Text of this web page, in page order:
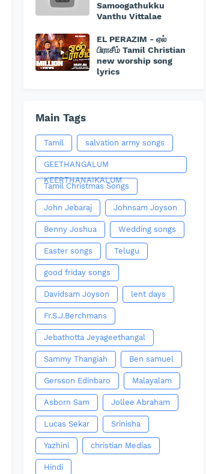
Samoogathukku
Vanthu Vittalae
EL PERAZIM - ஏல்
பிராசீம் Tamil Christian
new worship song
lyrics
Main Tags
Tamil salvation army songs
GEETHANGALUM
KEERTHANAIKALUM
Tamil Christmas Songs
John Jebaraj Johnsam Joyson
Benny Joshua Wedding songs
Easter songs Telugu
good friday songs
Davidsam Joyson lent days
Fr.S.J.Berchmans
Jebathotta Jeyageethangal
Sammy Thangiah Ben samuel
Gersson Edinbaro Malayalam
Asborn Sam Jollee Abraham
Lucas Sekar Srinisha
Yazhini christian Medias
Hindi